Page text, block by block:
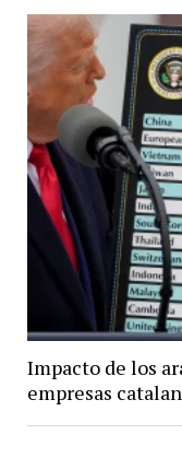
Impacto de los
empresas